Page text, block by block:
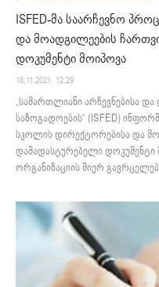
ISFED-მა საარჩევნო
და მოადგილეების
დოკუმენტი მოიპოვა
16.11.2021. 12:29
„სამართლიანი არჩევნებისა
საზოგადოების“ (ISFED)
სკოლის დირექტორებისა და
დამადასტურებელი
ორგანიზაციის მიერ